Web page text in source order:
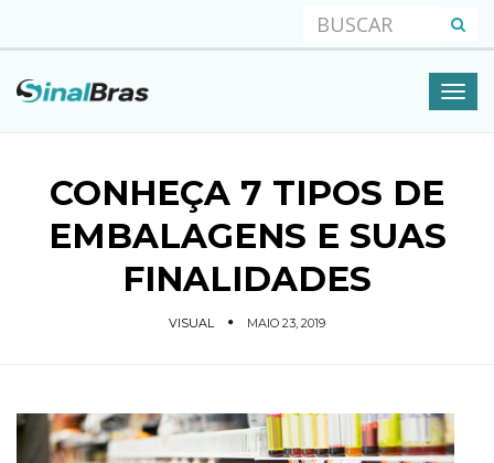
CONHEÇA 7 TIPOS DE
EMBALAGENS E SUAS
FINALIDADES
VISUAL MAIO 23, 2019